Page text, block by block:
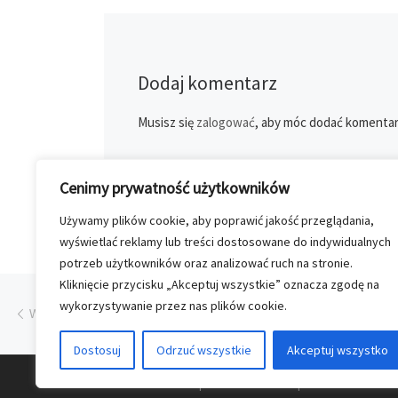
Cenimy prywatność użytkowników
Używamy plików cookie, aby poprawić jakość przeglądania,
wyświetlać reklamy lub treści dostosowane do indywidualnych
potrzeb użytkowników oraz analizować ruch na stronie.
Kliknięcie przycisku „Akceptuj wszystkie” oznacza zgodę na
wykorzystywanie przez nas plików cookie.
Dostosuj Odrzuć wszystkie Akceptuj wszystko
Dodaj komentarz
Musisz się zalogować, aby móc dodać
Przeglądanie Wpisów
Poprzedni post
WIELKIE SZKOLENIE PARTNERÓW